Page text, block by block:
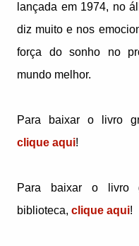
lançada em 1974, no
diz muito e nos
força do sonho no
mundo melhor.
Para baixar o livro
clique aqui!
Para baixar o livro
biblioteca, clique aqui!